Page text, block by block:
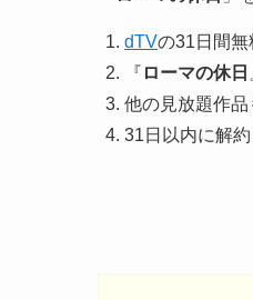
dTVの31日間
『 ローマの休日
他の見放題作
31日以内に解約